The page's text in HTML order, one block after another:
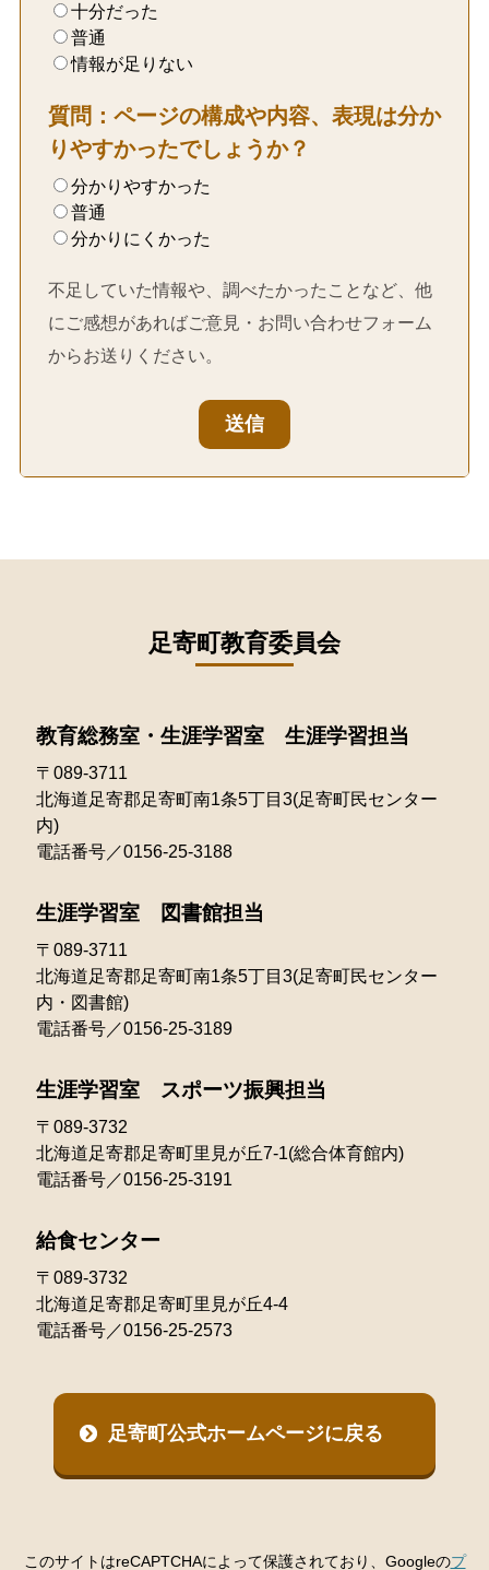
十分だった
普通
情報が足りない
質問：ページの構成や内容、表現は分か
りやすかったでしょうか？
分かりやすかった
普通
分かりにくかった
不足していた情報や、調べたかったことなど、他
にご感想があればご意見・お問い合わせフォーム
からお送りください。
送信
足寄町教育委員会
教育総務室・生涯学習室 生涯学習担当
〒089-3711
北海道足寄郡足寄町南1条5丁目3(足寄町民センター
内)
電話番号／0156-25-3188
生涯学習室 図書館担当
〒089-3711
北海道足寄郡足寄町南1条5丁目3(足寄町民センター
内・図書館)
電話番号／0156-25-3189
生涯学習室 スポーツ振興担当
〒089-3732
北海道足寄郡足寄町里見が丘7-1(総合体育館内)
電話番号／0156-25-3191
給食センター
〒089-3732
北海道足寄郡足寄町里見が丘4-4
電話番号／0156-25-2573
足寄町公式ホームページに戻る
このサイトはreCAPTCHAによって保護されており、Googleのプ